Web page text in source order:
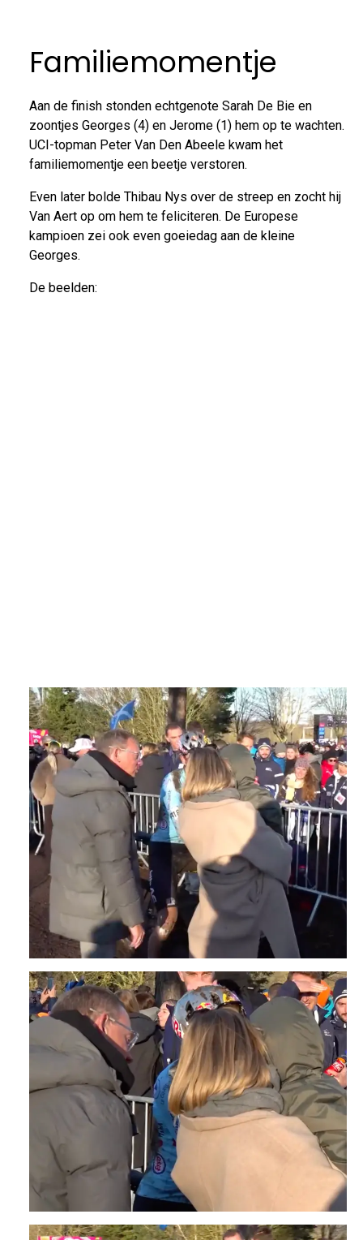
Familiemomentje
Aan de finish stonden echtgenote Sarah De Bie en
zoontjes Georges (4) en Jerome (1) hem op te wachten.
UCI-topman Peter Van Den Abeele kwam het
familiemomentje een beetje verstoren.
Even later bolde Thibau Nys over de streep en zocht hij
Van Aert op om hem te feliciteren. De Europese
kampioen zei ook even goeiedag aan de kleine
Georges.
De beelden: